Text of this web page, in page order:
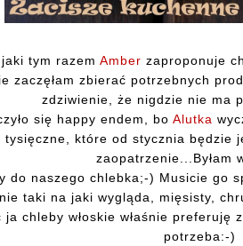
tym razem Amber zaproponuje
zaczęłam zbierać potrzebnych
zdziwienie, że nigdzie nie ma
się happy endem, bo Alutka
które od stycznia będzie
zaopatrzenie...Byłam
do naszego chlebka;-) Musicie go
taki na jaki wygląda, mięsisty,
chleby włoskie właśnie
potrzeba:-)